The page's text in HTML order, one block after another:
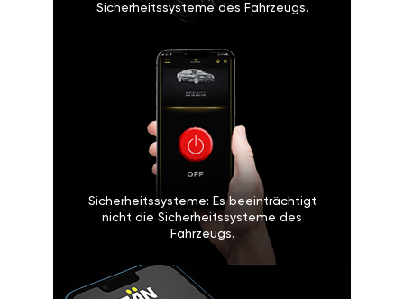
Sicherheitssysteme des Fahrzeugs.
Sicherheitssysteme: Es beeinträchtigt
nicht die Sicherheitssysteme des
Fahrzeugs.